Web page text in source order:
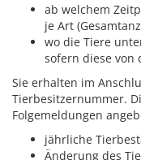
ab welchem
je Art
wo die Tiere
sofern diese von
Sie erhalten im
Tierbesitzernummer.
Folgemeldungen
jährliche
Änderung des